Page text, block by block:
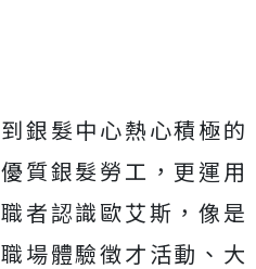
銀髮中心熱心積極的
質銀髮勞工，更運用
者認識歐艾斯，像是
場體驗徵才活動、大